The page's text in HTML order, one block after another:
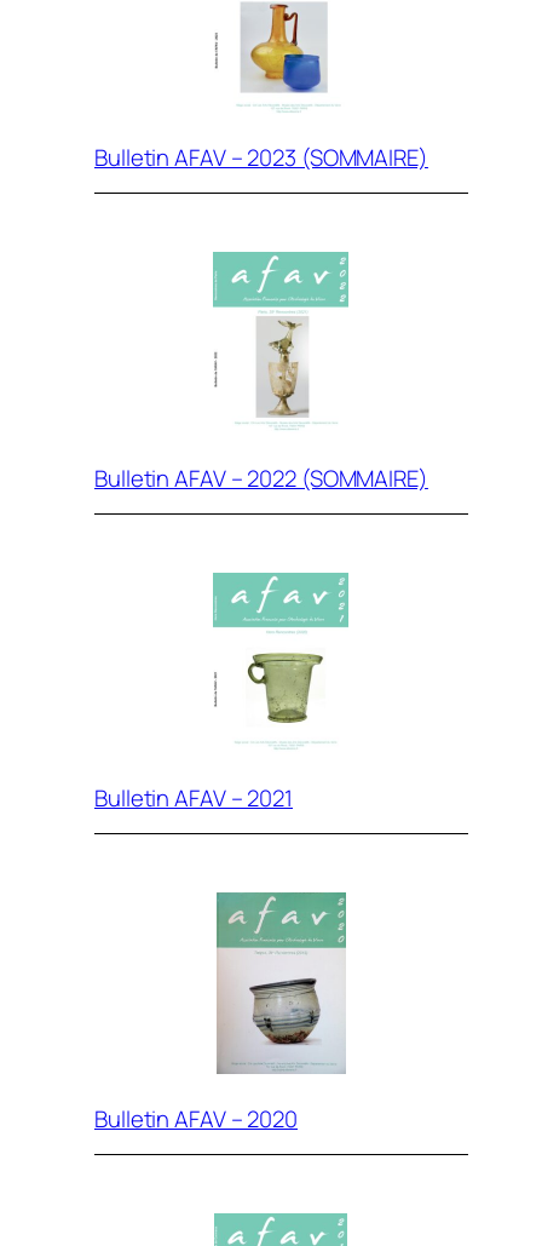
Bulletin AFAV – 2023 (SOMMAIRE)
Bulletin AFAV – 2022 (SOMMAIRE)
Bulletin AFAV – 2021
Bulletin AFAV – 2020